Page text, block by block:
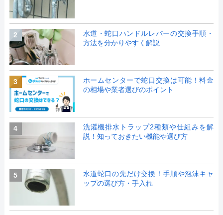
2
水道・蛇口ハンドルレバーの交換手順・
方法を分かりやすく解説
3
ホームセンターで蛇口交換は可能！料金
の相場や業者選びのポイント
4
洗濯機排水トラップ2種類や仕組みを解
説！知っておきたい機能や選び方
5
水道蛇口の先だけ交換！手順や泡沫キャ
ップの選び方・手入れ